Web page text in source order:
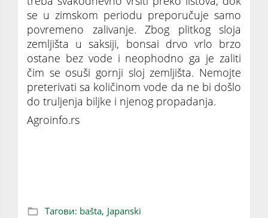
se u zimskom periodu preporučuje samo
povremeno zalivanje. Zbog plitkog sloja
zemljišta u saksiji, bonsai drvo vrlo brzo
ostane bez vode i neophodno ga je zaliti
čim se osuši gornji sloj zemljišta. Nemojte
preterivati sa količinom vode da ne bi došlo
do truljenja biljke i njenog propadanja.
Agroinfo.rs
Тагови: bašta, Japanski